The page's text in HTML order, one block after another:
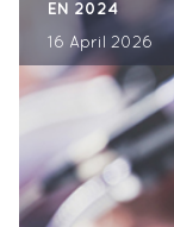
EN 2024
16 April 2026